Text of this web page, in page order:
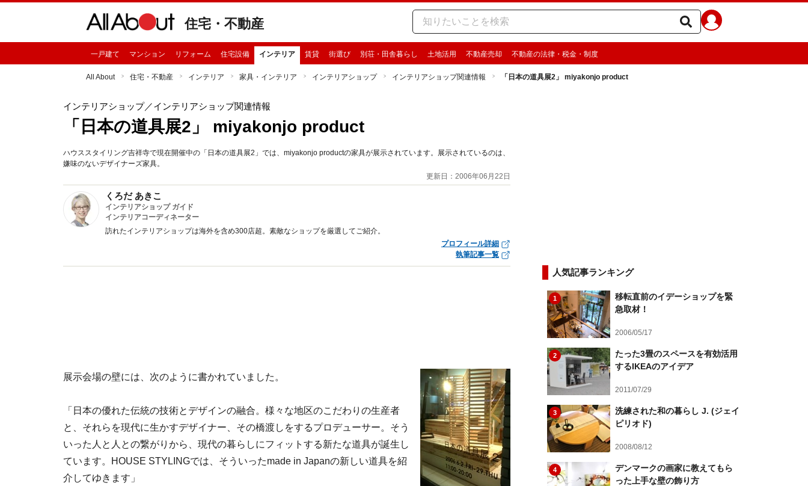
住宅・不動産
一戸建て マンション リフォーム 住宅設備 インテリア 賃貸 街選び 別荘・田舎暮らし 土地活用 不動産売却 不動産の法律・税金・制度
All About 住宅・不動産 インテリア 家具・インテリア インテリアショップ インテリアショップ関連情報 「日本の道具展2」 miyakonjo product
インテリアショップ／インテリアショップ関連情報
「日本の道具展2」 miyakonjo product
ハウススタイリング吉祥寺で現在開催中の「日本の道具展2」では、miyakonjo productの家具が展示されています。展示されているのは、
嫌味のないデザイナーズ家具。
更新日：2006年06月22日
くろだ あきこ
インテリアショップ ガイド
インテリアコーディネーター
訪れたインテリアショップは海外を含め300店超。素敵なショップを厳選してご紹介。
プロフィール詳細
執筆記事一覧
展示会場の壁には、次のように書かれていました。
「日本の優れた伝統の技術とデザインの融合。様々な地区のこだわりの生産者
と、それらを現代に生かすデザイナー、その橋渡しをするプロデューサー。そう
いった人と人との繋がりから、現代の暮らしにフィットする新たな道具が誕生し
ています。HOUSE STYLINGでは、そういったmade in Japanの新しい道具を紹
介してゆきます」
人気記事ランキング
1
移転直前のイデーショップを緊
急取材！
2006/05/17
2
たった3畳のスペースを有効活用
するIKEAのアイデア
2011/07/29
3
洗練された和の暮らし J. (ジェイ
ピリオド)
2008/08/12
4
デンマークの画家に教えてもら
った上手な壁の飾り方